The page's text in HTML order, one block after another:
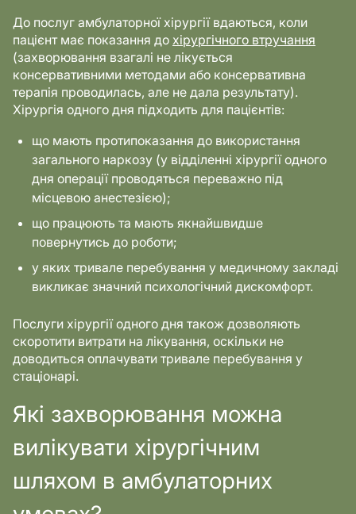
До послуг амбулаторної хірургії вдаються, коли
пацієнт має показання до хірургічного втручання
(захворювання взагалі не лікується
консервативними методами або консервативна
терапія проводилась, але не дала результату).
Хірургія одного дня підходить для пацієнтів:
що мають протипоказання до використання
загального наркозу (у відділенні хірургії одного
дня операції проводяться переважно під
місцевою анестезією);
що працюють та мають якнайшвидше
повернутись до роботи;
у яких тривале перебування у медичному закладі
викликає значний психологічний дискомфорт.
Послуги хірургії одного дня також дозволяють
скоротити витрати на лікування, оскільки не
доводиться оплачувати тривале перебування у
стаціонарі.
Які захворювання можна
вилікувати хірургічним
шляхом в амбулаторних